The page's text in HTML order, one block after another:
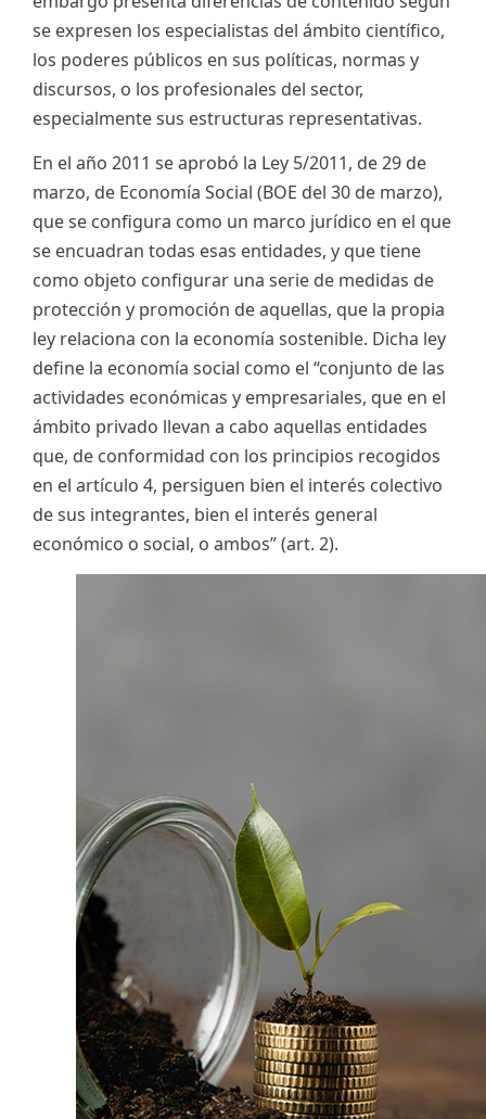
se expresen los especialistas del ámbito científico,
los poderes públicos en sus políticas, normas y
discursos, o los profesionales del sector,
especialmente sus estructuras representativas.
En el año 2011 se aprobó la Ley 5/2011, de 29 de
marzo, de Economía Social (BOE del 30 de marzo),
que se configura como un marco jurídico en el que
se encuadran todas esas entidades, y que tiene
como objeto configurar una serie de medidas de
protección y promoción de aquellas, que la propia
ley relaciona con la economía sostenible. Dicha ley
define la economía social como el “conjunto de las
actividades económicas y empresariales, que en el
ámbito privado llevan a cabo aquellas entidades
que, de conformidad con los principios recogidos
en el artículo 4, persiguen bien el interés colectivo
de sus integrantes, bien el interés general
económico o social, o ambos” (art. 2).